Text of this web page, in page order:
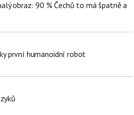
obraz: 90 % Čechů to má špatně a
první humanoidní robot